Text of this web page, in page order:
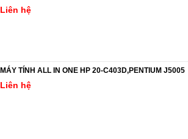
Liên hệ
MÁY TÍNH ALL IN ONE HP 20-C403D,PENTIUM J5005
Liên hệ